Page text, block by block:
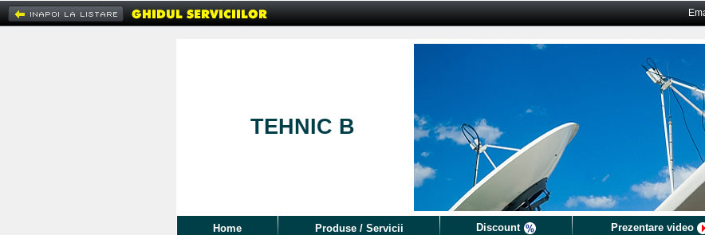
TEHNIC B
Home Produse / Servicii Discount Prezentare video